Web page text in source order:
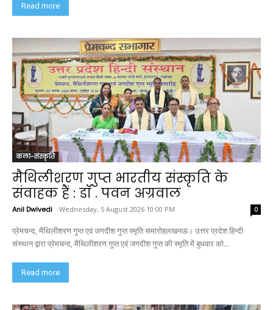
Read more
कला-संस्कृति
मैथिलीशरण गुप्त भारतीय संस्कृति के
संवाहक हैं : डॉ . पवन अग्रवाल
Anil Dwivedi - Wednesday, 5 August 2026 10:00 PM 0
प्रेमचन्द, मैथिलीशरण गुप्त एवं जगदीश गुप्त स्मृति समारोहलखनऊ। उत्तर प्रदेश हिन्दी
संस्थान द्वारा प्रेमचन्द, मैथिलीशरण गुप्त एवं जगदीश गुप्त की स्मृति में बुधवार को...
Read more